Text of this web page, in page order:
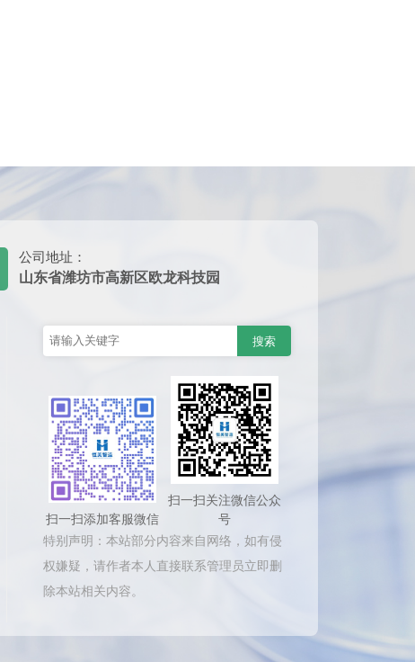
公司地址：
山东省潍坊市高新区欧龙科技园
扫一扫添加客服微信
扫一扫关注微信公众
号
特别声明：本站部分内容来自网络，如有侵
权嫌疑，请作者本人直接联系管理员立即删
除本站相关内容。